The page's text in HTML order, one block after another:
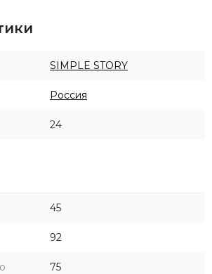
SIMPLE STORY
Россия
24
45
92
75